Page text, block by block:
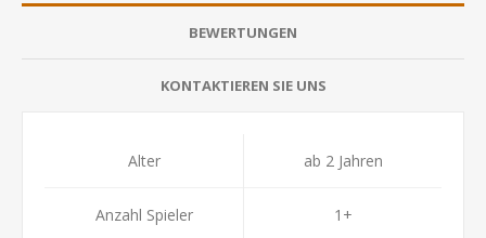
BEWERTUNGEN
KONTAKTIEREN SIE UNS
Alter ab 2 Jahren
Anzahl Spieler 1+